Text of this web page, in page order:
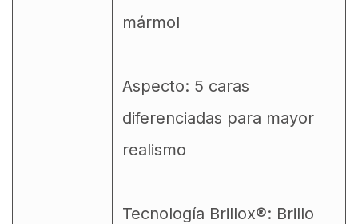
mármol
Aspecto: 5 caras
diferenciadas para mayor
realismo
Tecnología Brillox®: Brillo